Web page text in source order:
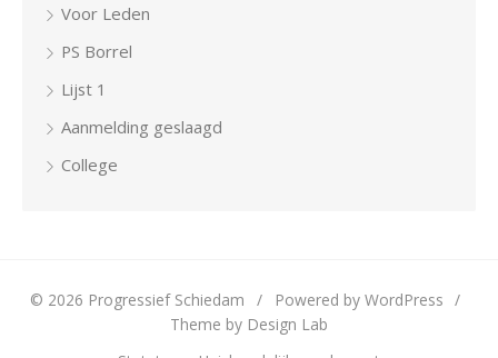
Voor Leden
PS Borrel
Lijst 1
Aanmelding geslaagd
College
© 2026 Progressief Schiedam / Powered by WordPress
/
Theme by Design Lab